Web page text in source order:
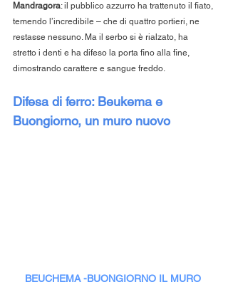
Mandragora: il pubblico azzurro ha trattenuto il fiato,
temendo l’incredibile – che di quattro portieri, ne
restasse nessuno. Ma il serbo si è rialzato, ha
stretto i denti e ha difeso la porta fino alla fine,
dimostrando carattere e sangue freddo.
Difesa di ferro: Beukema e
Buongiorno, un muro nuovo
BEUCHEMA -BUONGIORNO IL MURO